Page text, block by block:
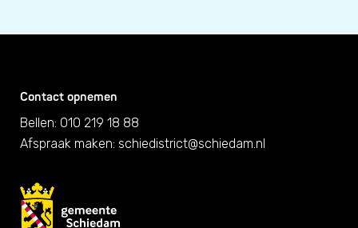
Contact opnemen
Bellen: 010 219 18 88
Afspraak maken: schiedistrict@schiedam.nl